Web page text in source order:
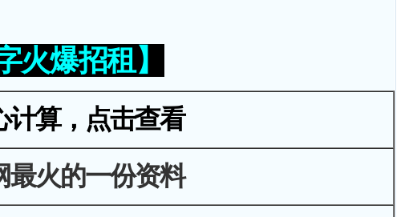
火爆招租】
计算，点击查看
火的一份资料